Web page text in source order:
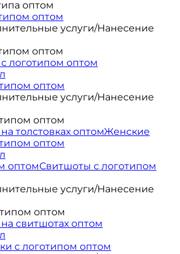
оптом
оптом
услуги/Нанесение
оптом
логотипом оптом
оптом
услуги/Нанесение
оптом
толстовках оптомЖенские
оптом
оптомСвитшоты с логотипом
услуги/Нанесение
оптом
свитшотах оптом
с логотипом оптом